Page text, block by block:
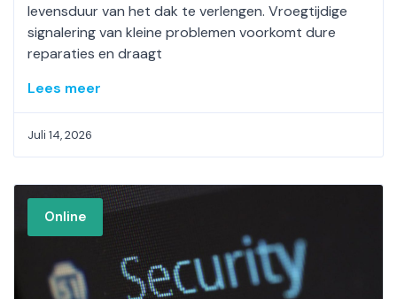
levensduur van het dak te verlengen. Vroegtijdige
signalering van kleine problemen voorkomt dure
reparaties en draagt
Lees meer
Juli 14, 2026
Online